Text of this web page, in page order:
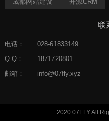
联
电话：
028-61833149
Q Q：
1871720801
邮箱：
info@07fly.xyz
2020 07FLY All